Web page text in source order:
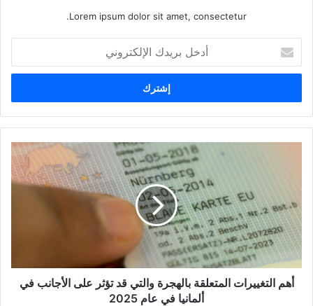
Lorem ipsum dolor sit amet, consectetur.
بريدك
الإلكتروني
والتي
قد
تؤثر
على
الأجانب
فيأهم التغييرات المتعلقة بالهجرة والتي قد تؤثر على الأجانب في
ألمانيا في عام 2025